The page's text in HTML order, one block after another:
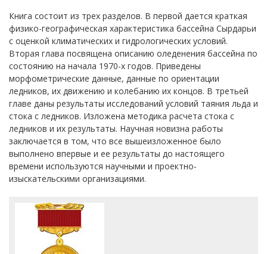
Книга состоит из трех разделов. В первой дается краткая
физико-географическая характеристика бассейна Сырдарьи
с оценкой климатических и гидрологических условий.
Вторая глава посвящена описанию оледенения бассейна по
состоянию на начала 1970-х годов. Приведены
морфометрические данные, данные по ориентации
ледников, их движению и колебанию их концов. В третьей
главе даны результаты исследований условий таяния льда и
стока с ледников. Изложена методика расчета стока с
ледников и их результаты. Научная новизна работы
заключается в том, что все вышеизложенное было
выполнено впервые и ее результаты до настоящего
времени используются научными и проектно-
изыскательскими организациями.